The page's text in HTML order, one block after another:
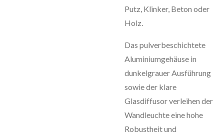
Putz, Klinker, Beton oder
Holz.
Das pulverbeschichtete
Aluminiumgehäuse in
dunkelgrauer Ausführung
sowie der klare
Glasdiffusor verleihen der
Wandleuchte eine hohe
Robustheit und